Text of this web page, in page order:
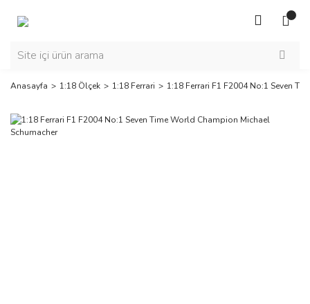
Anasayfa 1:18 Ölçek 1:18 Ferrari 1:18 Ferrari F1 F2004 No:1 Seven